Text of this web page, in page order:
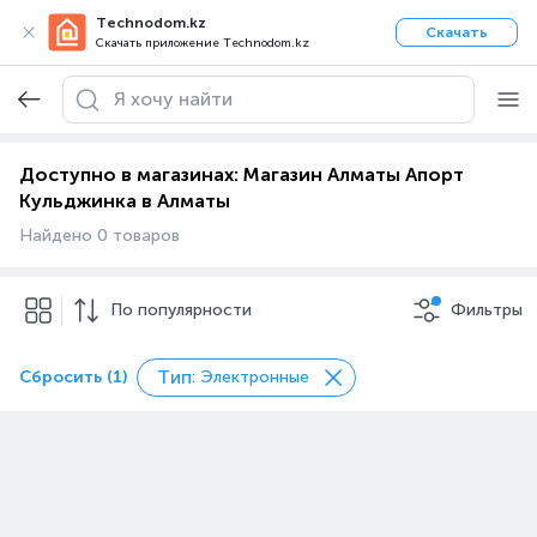
Technodom.kz
Скачать приложение Technodom.kz
Скачать
Доступно в магазинах: Магазин Алматы Апорт
Кульджинка в Алматы
Найдено 0 товаров
По популярности Фильтры
Сбросить (1) Тип: Электронные